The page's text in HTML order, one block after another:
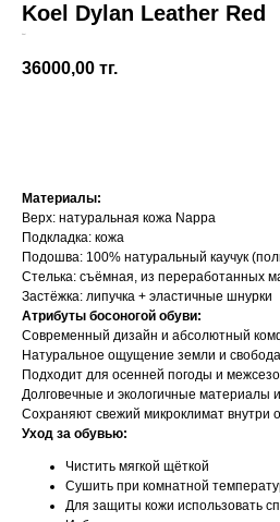
Koel Dylan Leather Red
36000,00 тг.
Материалы:
Верх: натуральная кожа Nappa
Подкладка: кожа
Подошва: 100% натуральный каучук
Стелька: съёмная, из переработанных
Застёжка: липучка + эластичные шнурки
Атрибуты босоногой обуви:
Современный дизайн и абсолютный
Натуральное ощущение земли и
Подходит для осенней погоды и
Долговечные и экологичные материалы
Сохраняют свежий микроклимат внутри
Уход за обувью:
Чистить мягкой щёткой
Сушить при комнатной
Для защиты кожи использовать